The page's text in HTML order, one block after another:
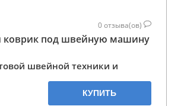
0отзыва(ов)
коврик под швейную машину
швейной техники и
КУПИТЬ